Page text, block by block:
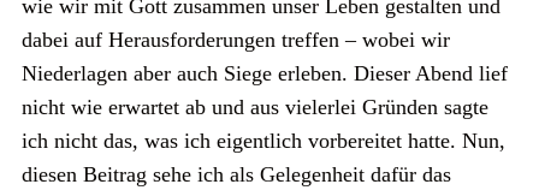
wie wir mit Gott zusammen unser Leben gestalten und
dabei auf Herausforderungen treffen – wobei wir
Niederlagen aber auch Siege erleben. Dieser Abend lief
nicht wie erwartet ab und aus vielerlei Gründen sagte
ich nicht das, was ich eigentlich vorbereitet hatte. Nun,
diesen Beitrag sehe ich als Gelegenheit dafür das